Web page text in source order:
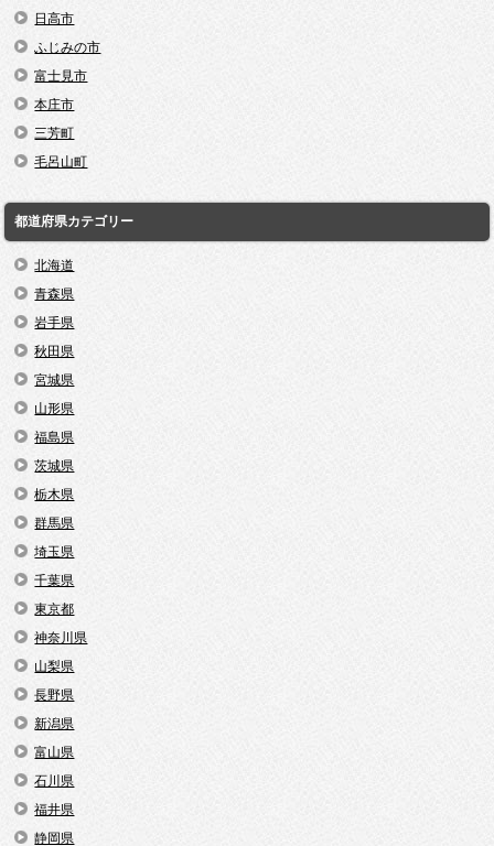
日高市
ふじみの市
富士見市
本庄市
三芳町
毛呂山町
都道府県カテゴリー
北海道
青森県
岩手県
秋田県
宮城県
山形県
福島県
茨城県
栃木県
群馬県
埼玉県
千葉県
東京都
神奈川県
山梨県
長野県
新潟県
富山県
石川県
福井県
静岡県